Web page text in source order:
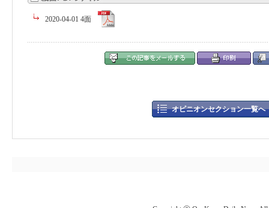
2020-04-01 4面
オピニオンセクション一覧へ